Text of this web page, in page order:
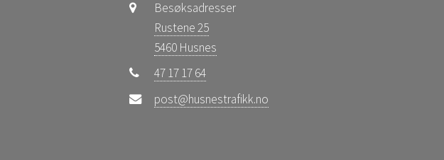
Besøksadresser
Rustene 25
5460 Husnes
47 17 17 64
post@husnestrafikk.no